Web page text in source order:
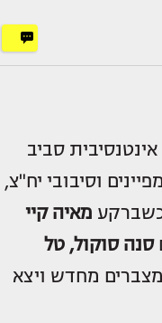
סביב
וסיבובי יח"צ,
מאיה קיי
סנה סוקול, טל
מחדש ויצא